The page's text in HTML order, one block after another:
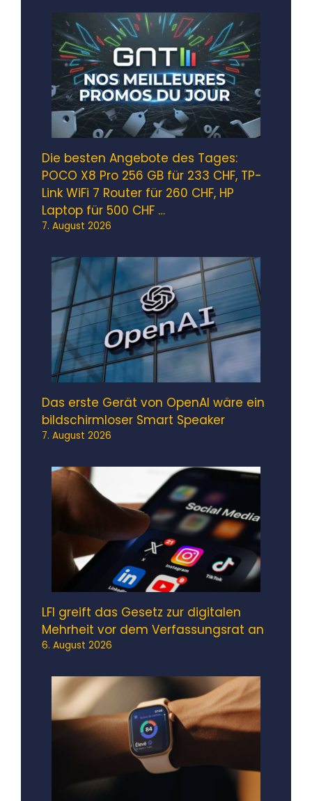
Die besten Angebote des Tages:
POCO X8 Pro 256 GB für 233 CHF, TP-
Link WiFi 7 Router für 260 CHF, HP
Laptop für 500 CHF …
7. August 2026
Das erste Gerät von OpenAI wäre ein
bildschirmloser Smart Speaker
7. August 2026
LFI greift das Gesetz zur digitalen
Mehrheit vor dem Verfassungsrat an
6. August 2026